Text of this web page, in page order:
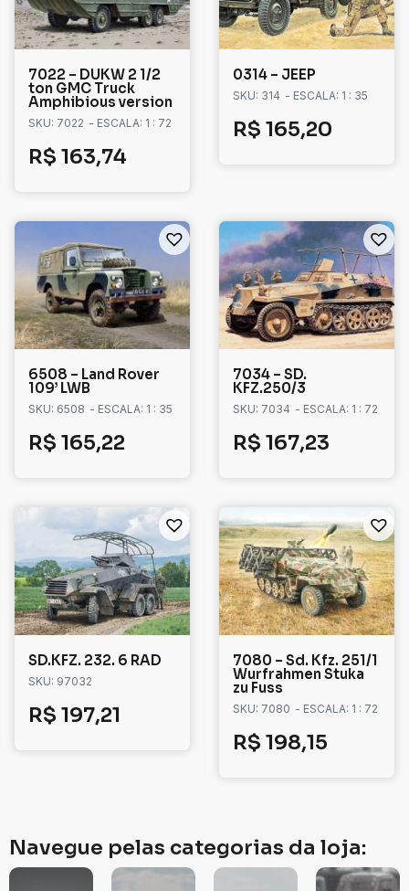
7022 – DUKW 2 1/2
ton GMC Truck
Amphibious version
SKU: 7022 - ESCALA: 1 : 72
R$ 163,74
0314 – JEEP
SKU: 314 - ESCALA: 1 : 35
R$ 165,20
6508 – Land Rover
109’ LWB
SKU: 6508 - ESCALA: 1 : 35
R$ 165,22
7034 – SD.
KFZ.250/3
SKU: 7034 - ESCALA: 1 : 72
R$ 167,23
SD.KFZ. 232. 6 RAD
SKU: 97032
R$ 197,21
7080 – Sd. Kfz. 251/1
Wurfrahmen Stuka
zu Fuss
SKU: 7080 - ESCALA: 1 : 72
R$ 198,15
Navegue pelas categorias da loja: